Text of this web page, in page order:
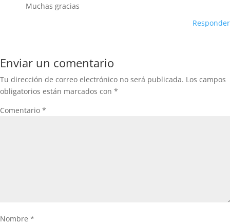
Muchas gracias
Responder
Enviar un comentario
Tu dirección de correo electrónico no será publicada. Los campos
obligatorios están marcados con *
Comentario *
Nombre *